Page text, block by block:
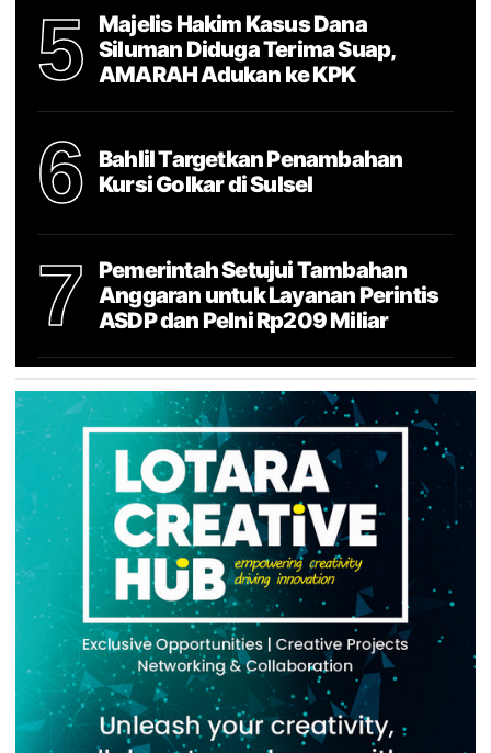
5
Majelis Hakim Kasus Dana
Siluman Diduga Terima Suap,
AMARAH Adukan ke KPK
6
Bahlil Targetkan Penambahan
Kursi Golkar di Sulsel
7
Pemerintah Setujui Tambahan
Anggaran untuk Layanan Perintis
ASDP dan Pelni Rp209 Miliar